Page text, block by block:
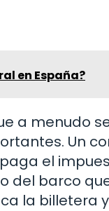
en España?
a menudo
Un
el
barco
la billetera